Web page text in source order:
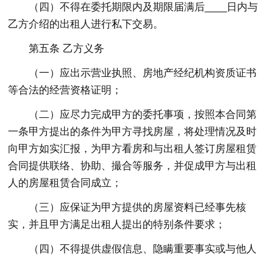
（四）不得在委托期限内及期限届满后____日内与
乙方介绍的出租人进行私下交易。
第五条 乙方义务
（一）应出示营业执照、房地产经纪机构资质证书
等合法的经营资格证明；
（二）应尽力完成甲方的委托事项，按照本合同第
一条甲方提出的条件为甲方寻找房屋，将处理情况及时
向甲方如实汇报，为甲方看房和与出租人签订房屋租赁
合同提供联络、协助、撮合等服务，并促成甲方与出租
人的房屋租赁合同成立；
（三）应保证为甲方提供的房屋资料已经事先核
实，并且甲方满足出租人提出的特别条件要求；
（四）不得提供虚假信息、隐瞒重要事实或与他人